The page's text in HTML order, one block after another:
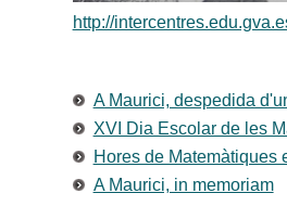
http://
A Maurici, despedida
XVI Dia Escolar de les
Hores de Matemàtiques
A Maurici, in memoriam